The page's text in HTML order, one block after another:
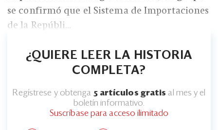
se confirmó que el Sistema de Importaciones
de la Repúbli...
¿QUIERE LEER LA HISTORIA
COMPLETA?
Regístrese y obtenga 5 artículos gratis al mes y el
boletín informativo.
Suscríbase para acceso ilimitado